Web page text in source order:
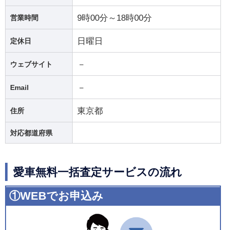
営業時間 9時00分～18時00分
定休日 日曜日
ウェブサイト －
Email －
住所 東京都
対応都道府県
愛車無料一括査定サービスの流れ
①WEBでお申込み